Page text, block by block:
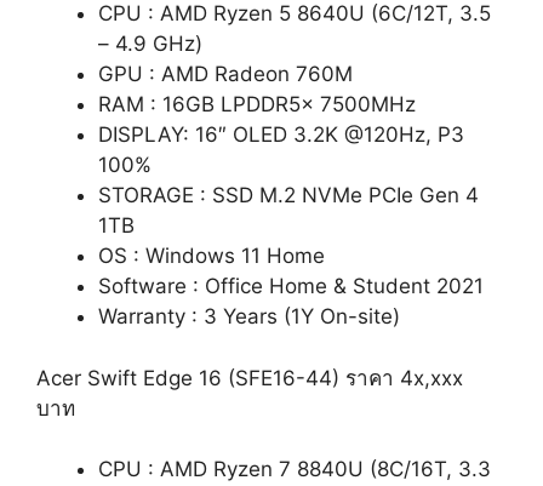
CPU : AMD Ryzen 5 8640U (6C/12T, 3.5
– 4.9 GHz)
GPU : AMD Radeon 760M
RAM : 16GB LPDDR5x 7500MHz
DISPLAY: 16″ OLED 3.2K @120Hz, P3
100%
STORAGE : SSD M.2 NVMe PCIe Gen 4
1TB
OS : Windows 11 Home
Software : Office Home & Student 2021
Warranty : 3 Years (1Y On-site)
Acer Swift Edge 16 (SFE16-44) ราคา 4x,xxx
บาท
CPU : AMD Ryzen 7 8840U (8C/16T, 3.3